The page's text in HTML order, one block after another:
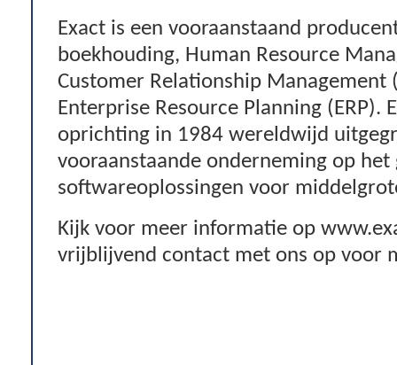
Exact is een vooraanstaand
boekhouding, Human Resource
Customer Relationship Management
Enterprise Resource Planning (ERP).
oprichting in 1984 wereldwijd
vooraanstaande onderneming op het
softwareoplossingen voor
Kijk voor meer informatie op
vrijblijvend contact met ons op voor